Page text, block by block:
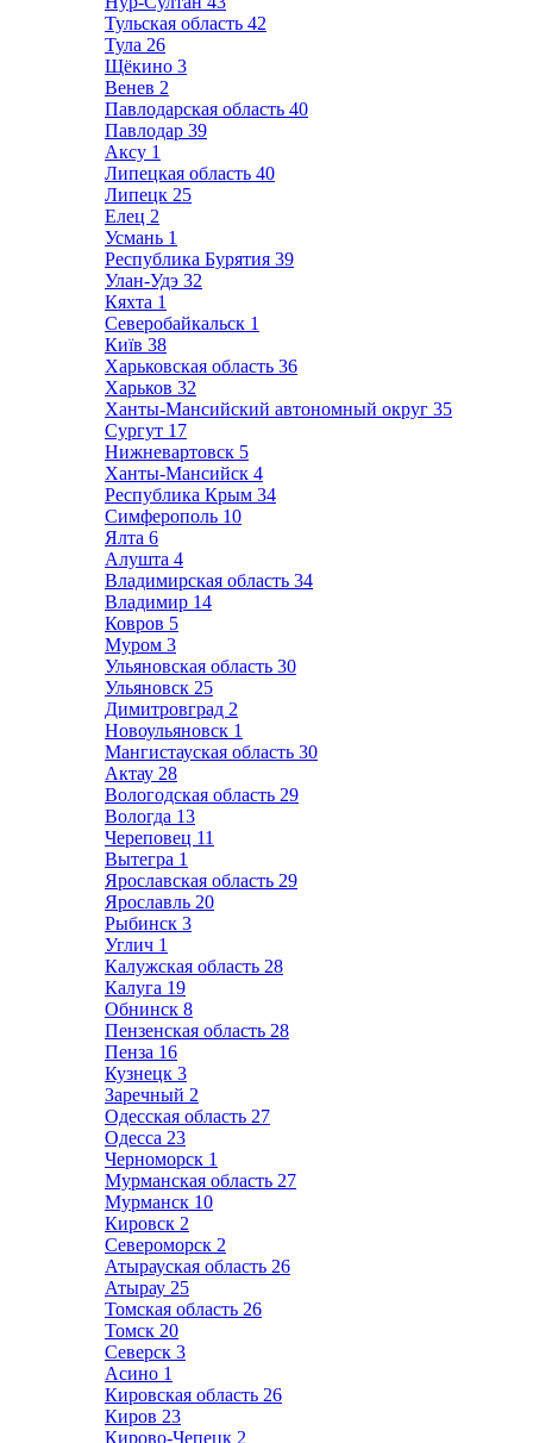
Тульская область 42
Тула 26
Щёкино 3
Венев 2
Павлодарская область 40
Павлодар 39
Аксу 1
Липецкая область 40
Липецк 25
Елец 2
Усмань 1
Республика Бурятия 39
Улан-Удэ 32
Кяхта 1
Северобайкальск 1
Київ 38
Харьковская область 36
Харьков 32
Ханты-Мансийский автономный округ 35
Сургут 17
Нижневартовск 5
Ханты-Мансийск 4
Республика Крым 34
Симферополь 10
Ялта 6
Алушта 4
Владимирская область 34
Владимир 14
Ковров 5
Муром 3
Ульяновская область 30
Ульяновск 25
Димитровград 2
Новоульяновск 1
Мангистауская область 30
Актау 28
Вологодская область 29
Вологда 13
Череповец 11
Вытегра 1
Ярославская область 29
Ярославль 20
Рыбинск 3
Углич 1
Калужская область 28
Калуга 19
Обнинск 8
Пензенская область 28
Пенза 16
Кузнецк 3
Заречный 2
Одесская область 27
Одесса 23
Черноморск 1
Мурманская область 27
Мурманск 10
Кировск 2
Североморск 2
Атырауская область 26
Атырау 25
Томская область 26
Томск 20
Северск 3
Асино 1
Кировская область 26
Киров 23
Кирово-Чепецк 2